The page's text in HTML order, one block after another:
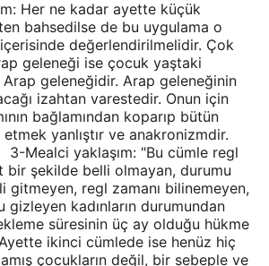
Her ne kadar ayette küçük
bahsedilse de bu uygulama o
değerlendirilmelidir. Çok
geleneği ise çocuk yaştaki
geleneğidir. Arap geleneğinin
izahtan varestedir. Onun için
bağlamından koparıp bütün
yanlıştır ve anakronizmdir.
Mealci yaklaşım: "Bu cümle regl
bir şekilde belli olmayan, durumu
gitmeyen, regl zamanı bilinemeyen,
gizleyen kadınların durumundan
süresinin üç ay olduğu hükme
ikinci cümlede ise henüz hiç
çocukların değil, bir sebeple ve